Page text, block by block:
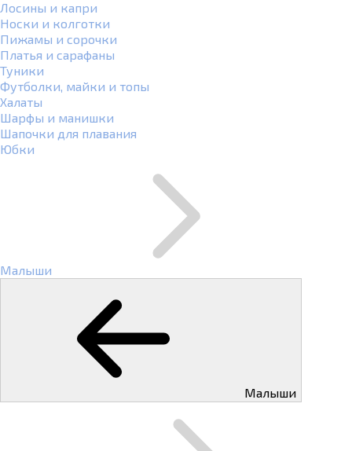
Лосины и капри
Носки и колготки
Пижамы и сорочки
Платья и сарафаны
Туники
Футболки, майки и топы
Халаты
Шарфы и манишки
Шапочки для плавания
Юбки
Малыши
Малыши